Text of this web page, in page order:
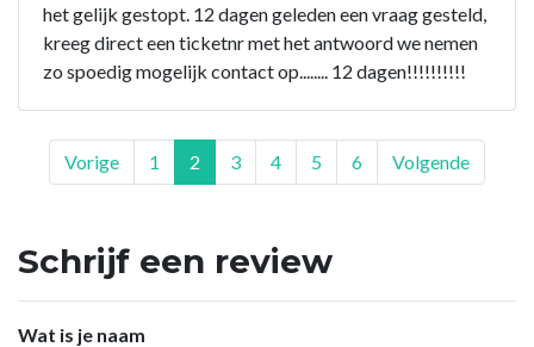
het gelijk gestopt. 12 dagen geleden een vraag gesteld,
kreeg direct een ticketnr met het antwoord we nemen
zo spoedig mogelijk contact op........ 12 dagen!!!!!!!!!!
Vorige 1 2 3 4 5 6 Volgende
Schrijf een review
Wat is je naam